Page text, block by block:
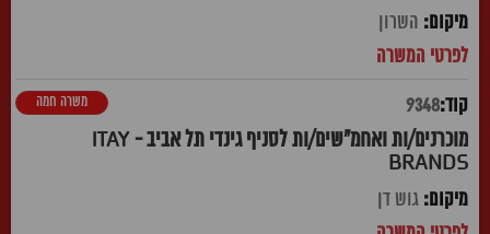
השרון
9348
מוכרנים/ות ואחמ"שים/ות לסניף גינדי תל אביב - ITAY
BRANDS
משרה חמה
גוש דן